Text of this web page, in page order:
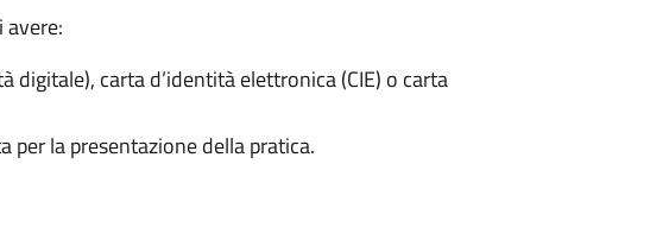
avere:
digitale), carta d’identità elettronica (CIE) o carta
la presentazione della pratica.